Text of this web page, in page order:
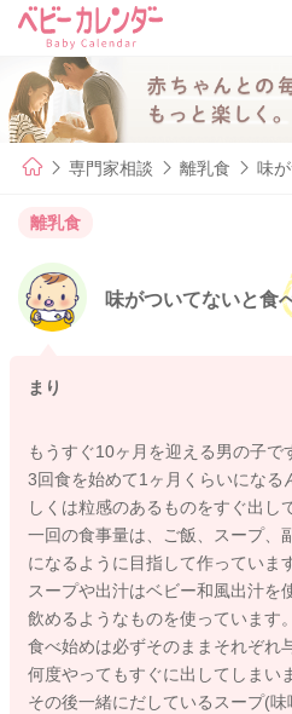
専門家相談 離乳食 味
離乳食
味がついてないと食
まり
もうすぐ10ヶ月を迎える男の子で
3回食を始めて1ヶ月くらいになる
しくは粒感のあるものをすぐ出し
一回の食事量は、ご飯、スープ、
になるように目指して作っています
スープや出汁はベビー和風出汁を
飲めるようなものを使っています。
食べ始めは必ずそのままそれぞれ
何度やってもすぐに出してしまい
その後一緒にだしているスープ(